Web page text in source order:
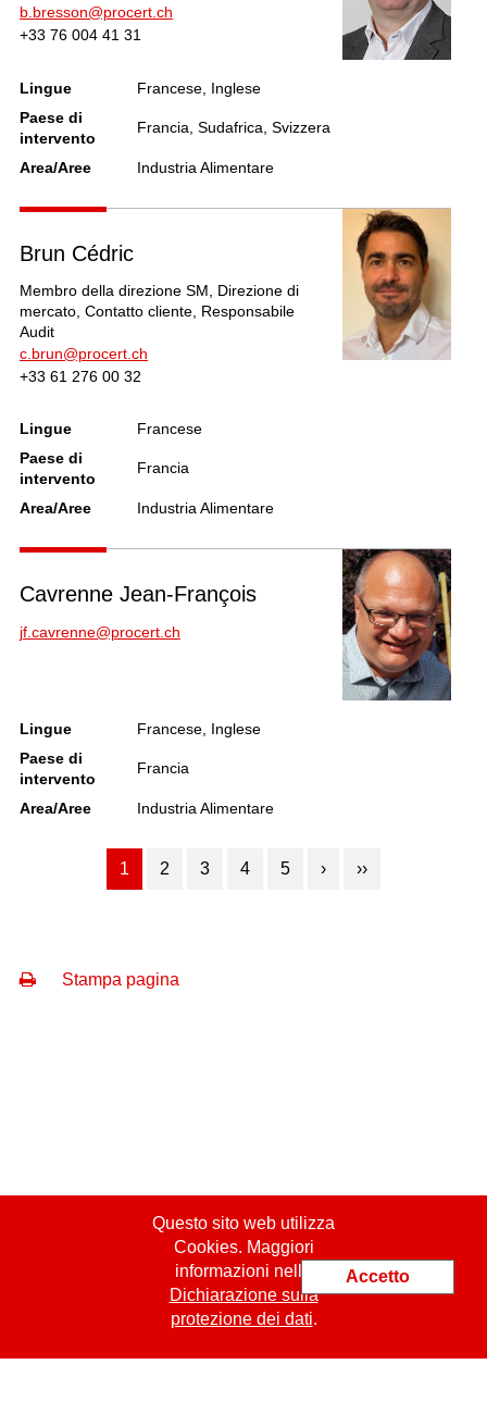
b.bresson@procert.ch
+33 76 004 41 31
Lingue
Francese, Inglese
Paese di
intervento
Francia, Sudafrica, Svizzera
Area/Aree Industria Alimentare
Brun Cédric
Membro della direzione SM, Direzione di
mercato, Contatto cliente, Responsabile
Audit
c.brun@procert.ch
+33 61 276 00 32
Lingue
Francese
Paese di
intervento
Francia
Area/Aree Industria Alimentare
Cavrenne Jean-François
jf.cavrenne@procert.ch
Lingue
Francese, Inglese
Paese di
intervento
Francia
Area/Aree Industria Alimentare
1 2 3 4 5 › ››
Stampa pagina
Questo sito web utilizza
Cookies. Maggiori
informazioni nella
Dichiarazione sulla
protezione dei dati.
Accetto